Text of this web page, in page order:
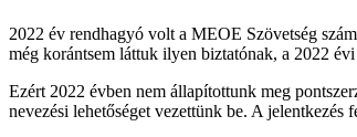
2022 év rendhagyó volt a MEOE Szövetség
még korántsem láttuk ilyen biztatónak, a 2022
Ezért 2022 évben nem állapítottunk meg
nevezési lehetőséget vezettünk be. A